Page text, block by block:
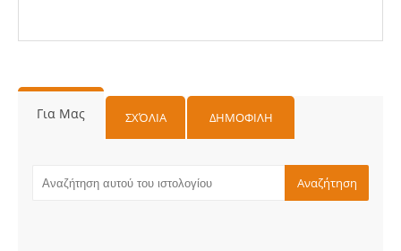
Για Μας ΣΧΌΛΙΑ ΔΗΜΟΦΙΛΗ